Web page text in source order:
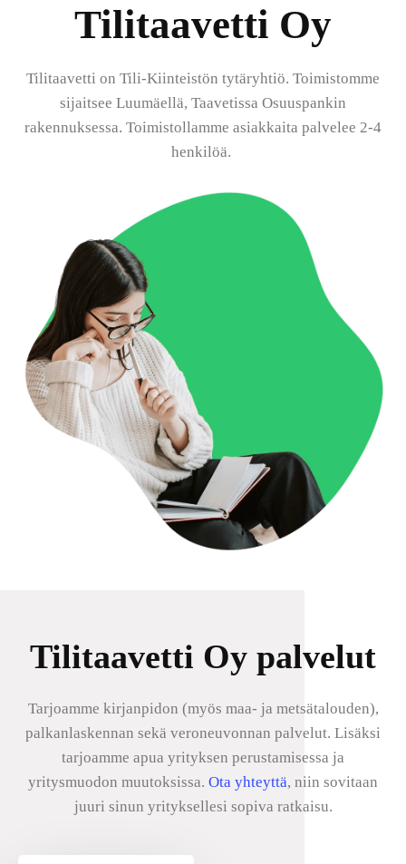
Tilitaavetti Oy
Tilitaavetti on Tili-Kiinteistön tytäryhtiö. Toimistomme
sijaitsee Luumäellä, Taavetissa Osuuspankin
rakennuksessa. Toimistollamme asiakkaita palvelee 2-4
henkilöä.
Tilitaavetti Oy palvelut
Tarjoamme kirjanpidon (myös maa- ja metsätalouden),
palkanlaskennan sekä veroneuvonnan palvelut. Lisäksi
tarjoamme apua yrityksen perustamisessa ja
yritysmuodon muutoksissa. Ota yhteyttä, niin sovitaan
juuri sinun yrityksellesi sopiva ratkaisu.